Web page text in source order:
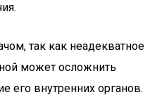
так как неадекватное
может осложнить
его внутренних органов.